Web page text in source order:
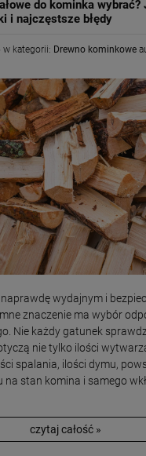
do kominka wybrać?
i najczęstsze błędy
w kategorii: Drewno kominkowe
wydajnym i
znaczenie ma wybór
Nie każdy gatunek
nie tylko ilości
spalania, ilości dymu,
na stan komina i samego
czytaj całość »